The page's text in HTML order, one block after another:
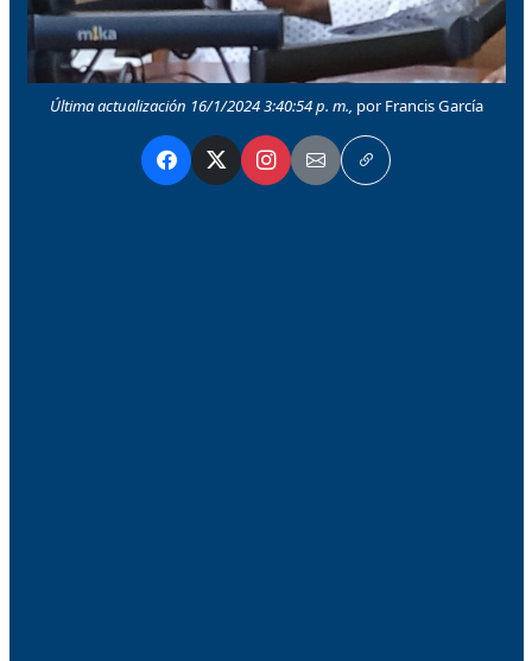
Última actualización 16/1/2024 3:40:54 p. m., por Francis García